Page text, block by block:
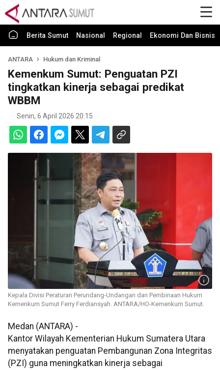
Berita Sumut Nasional Regional Ekonomi Dan Bisnis
ANTARA Hukum dan Kriminal
Kemenkum Sumut: Penguatan PZI
tingkatkan kinerja sebagai predikat
WBBM
Senin, 6 April 2026 20:15
Kepala Divisi Peraturan Perundang-Undangan dan Pembinaan Hukum
Kemenkum Sumut Ferry Ferdiansyah. ANTARA/HO-Kemenkum Sumut.
Medan (ANTARA) -
Kantor Wilayah Kementerian Hukum Sumatera Utara
menyatakan penguatan Pembangunan Zona Integritas
(PZI) guna meningkatkan kinerja sebagai